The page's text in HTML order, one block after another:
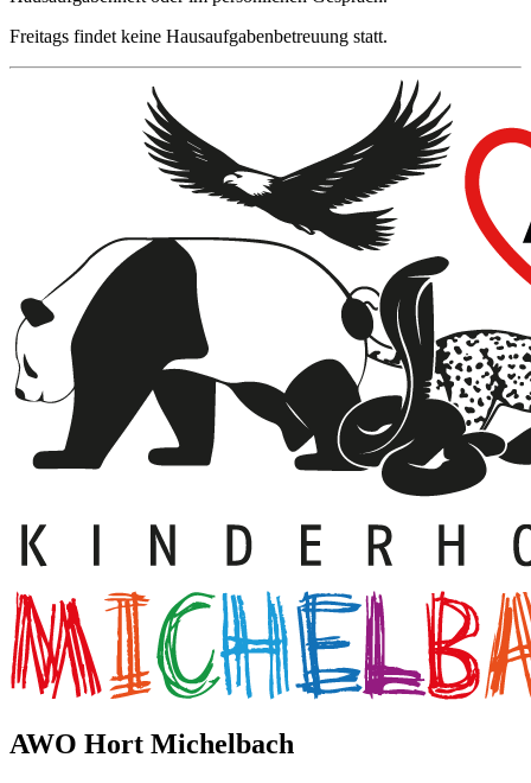
Freitags findet keine Hausaufgabenbetreuung statt.
AWO Hort Michelbach